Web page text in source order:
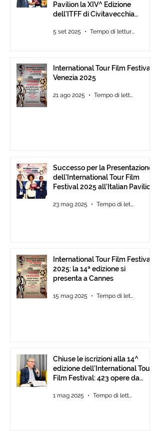
Pavilion la XIV^ Edizione
dell’ITFF di Civitavecchia
Award 2025
5 set 2025 Tempo di lettura: 3 min
International Tour Film Festival
Venezia 2025
21 ago 2025 Tempo di lettura: 3 min
Successo per la Presentazione
dell'International Tour Film
Festival 2025 all'Italian Pavilion
23 mag 2025 Tempo di lettura: 2 min
International Tour Film Festival
2025: la 14ª edizione si
presenta a Cannes
15 mag 2025 Tempo di lettura: 2 min
Chiuse le iscrizioni alla 14^
edizione dell’International Tour
Film Festival: 423 opere da
1 mag 2025 Tempo di lettura: 1 min